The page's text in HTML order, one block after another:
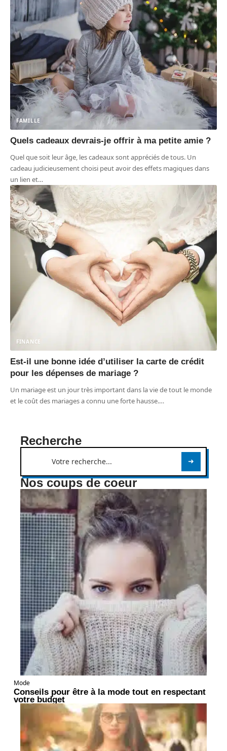
FAMILLE
Quels cadeaux devrais-je offrir à ma petite amie ?
Quel que soit leur âge, les cadeaux sont appréciés de tous. Un
cadeau judicieusement choisi peut avoir des effets magiques dans
un lien et…
FINANCE
Est-il une bonne idée d’utiliser la carte de crédit
pour les dépenses de mariage ?
Un mariage est un jour très important dans la vie de tout le monde
et le coût des mariages a connu une forte hausse.…
Recherche
Nos coups de coeur
Mode
Conseils pour être à la mode tout en respectant
votre budget